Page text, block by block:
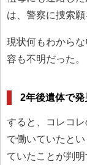
は、警察に捜索願
現状何もわから
容も不明だった。
2年後遺体で
すると、コレコ
で働いていたと
ていたことが判明